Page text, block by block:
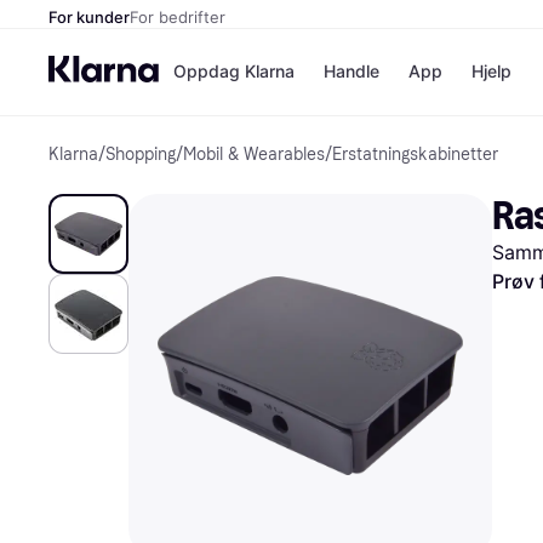
For kunderFor bedrifter
Oppdag Klarna
Betal nå
Betal i 3
Betal innen
Finansiering
Handle
Butikker
App Hjelp
Klarna/Shopping/Mobil & Wearables/Erstatningskabinetter
Prøv